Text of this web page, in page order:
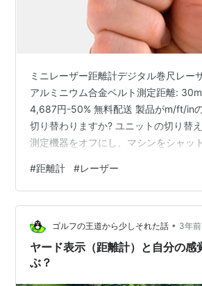
ミニレーザー距離計デジタル巻尺レー
アルミニウム合金ベルト測定距離:
4,687円-50% 無料配送 製品がm/ft/in
切り替わりますか? ユニットの切り替
測定機器をオフにし、マシンをシャッ
半分にリリースしないでください)。切
トにユニットが切り替えたときにボタ
様: 製品素材: アルミニウム合金 + ABS
ー 製品サイズ: 5.6*2.2*1.3cm カラーボ
10.4*4.3…
#距離計 #レーザー
ゴルフの王道から少しそれた話 • 3年前
ヤード表示（距離計）と自分の感
ぶ？